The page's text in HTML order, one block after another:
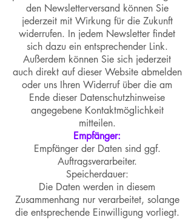
den Newsletterversand können Sie
jederzeit mit Wirkung für die Zukunft
widerrufen. In jedem Newsletter findet
sich dazu ein entsprechender Link.
Außerdem können Sie sich jederzeit
auch direkt auf dieser Website abmelden
oder uns Ihren Widerruf über die am
Ende dieser Datenschutzhinweise
angegebene Kontaktmöglichkeit
mitteilen.
Empfänger:
Empfänger der Daten sind ggf.
Auftragsverarbeiter.
Speicherdauer:
Die Daten werden in diesem
Zusammenhang nur verarbeitet, solange
die entsprechende Einwilligung vorliegt.